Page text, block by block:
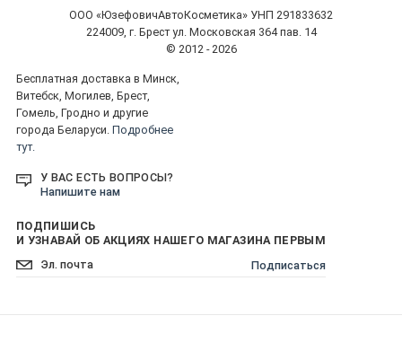
ООО «ЮзефовичАвтоКосметика» УНП 291833632
224009, г. Брест ул. Московская 364 пав. 14
© 2012 - 2026
Бесплатная доставка в Минск,
Витебск, Могилев, Брест,
Гомель, Гродно и другие
города Беларуси. Подробнее
тут.
У ВАС ЕСТЬ ВОПРОСЫ?
Напишите нам
ПОДПИШИСЬ
И УЗНАВАЙ ОБ АКЦИЯХ НАШЕГО МАГАЗИНА ПЕРВЫМ
Подписаться